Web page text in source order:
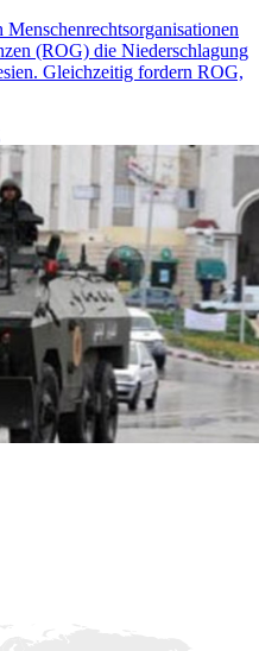
(ROG) die Niederschlagung
Gleichzeitig fordern ROG,